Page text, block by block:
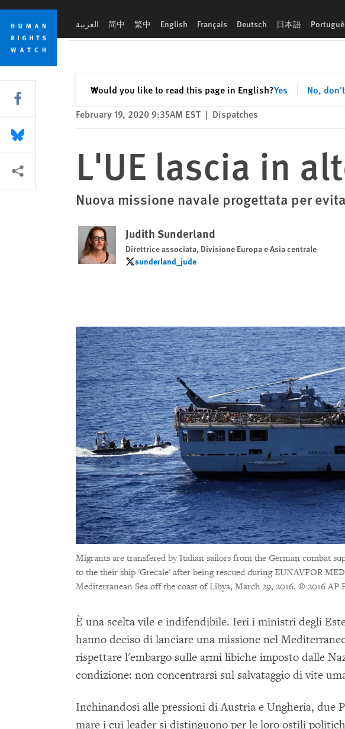
Skip
cookie
privacy
notice
Skip
main
content
العربية 简中 繁中 English Français Deutsch 日本語
Would you like to read this page in English?Yes No,
✕Close
February 19, 2020 9:35AM EST | Dispatches
L'UE lascia in
Nuova missione navale progettata per
Judith Sunderland
Direttrice associata, Divisione Europa e Asia centrale
sunderland_jude
sunderland_jude
Migrants are transfered by Italian sailors from the German combat
to the their ship 'Grecale' after being rescued during EUNAVFOR
Mediterranean Sea off the coast of Libya, March 29, 2016. © 2016 AP
È una scelta vile e indifendibile. Ieri i ministri degli
hanno deciso di lanciare una missione nel
rispettare l'embargo sulle armi libiche imposto dalle
condizione: non concentrarsi sul salvataggio di vite
Inchinandosi alle pressioni di Austria e Ungheria, due
mare i cui leader si distinguono per le loro ostili
Share this via Facebook
Share this via Bluesky
More sharing options